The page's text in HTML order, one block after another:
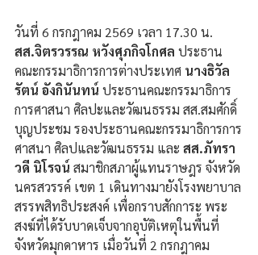
วันที่ 6 กรกฎาคม 2569 เวลา 17.30 น.
สส.จิตรวรรณ หวังศุภกิจโกศล ประธาน
คณะกรรมาธิการการต่างประเทศ นางธิวัล
รัตน์ อังกินันทน์ ประธานคณะกรรมาธิการ
การศาสนา ศิลปะและวัฒนธรรม สส.สมศักดิ์
บุญประชม รองประธานคณะกรรมาธิการการ
ศาสนา ศิลปและวัฒนธรรม และ สส.ภัทรา
วดี นิโรจน์ สมาชิกสภาผู้แทนราษฎร จังหวัด
นครสวรรค์ เขต 1 เดินทางมายังโรงพยาบาล
สรรพสิทธิประสงค์ เพื่อกราบสักการะ พระ
สงฆ์ที่ได้รับบาดเจ็บจากอุบัติเหตุในพื้นที่
จังหวัดมุกดาหาร เมื่อวันที่ 2 กรกฎาคม